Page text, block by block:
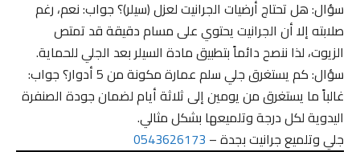
سؤال: هل تحتاج أرضيات الجرانيت لعزل (سيلر)؟ جواب: نعم، رغم
صلابته إلا أن الجرانيت يحتوي على مسام دقيقة قد تمتص
الزيوت، لذا ننصح دائماً بتطبيق مادة السيلر بعد الجلي للحماية.
سؤال: كم يستغرق جلي سلم عمارة مكونة من 5 أدوار؟ جواب:
غالباً ما يستغرق من يومين إلى ثلاثة أيام لضمان جودة الصنفرة
اليدوية لكل درجة وتلميعها بشكل مثالي.
جلي وتلميع جرانيت بجدة –0543626173